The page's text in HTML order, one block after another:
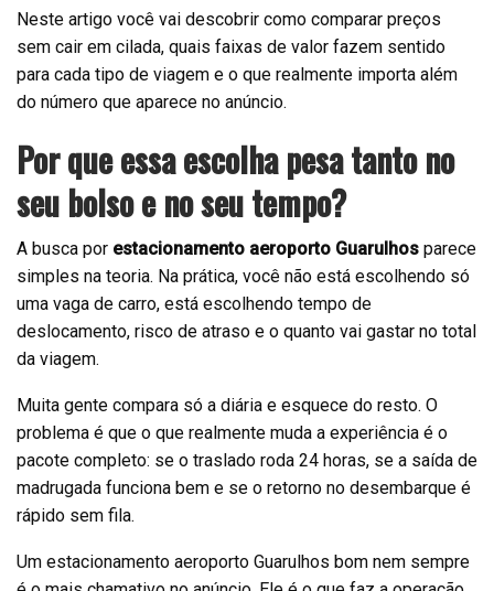
Neste artigo você vai descobrir como comparar preços
sem cair em cilada, quais faixas de valor fazem sentido
para cada tipo de viagem e o que realmente importa além
do número que aparece no anúncio.
Por que essa escolha pesa tanto no
seu bolso e no seu tempo?
A busca por estacionamento aeroporto Guarulhos parece
simples na teoria. Na prática, você não está escolhendo só
uma vaga de carro, está escolhendo tempo de
deslocamento, risco de atraso e o quanto vai gastar no total
da viagem.
Muita gente compara só a diária e esquece do resto. O
problema é que o que realmente muda a experiência é o
pacote completo: se o traslado roda 24 horas, se a saída de
madrugada funciona bem e se o retorno no desembarque é
rápido sem fila.
Um estacionamento aeroporto Guarulhos bom nem sempre